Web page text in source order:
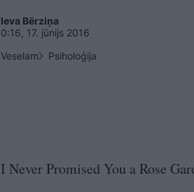
Ieva Bērziņa
0:16, 17. jūnijs 2016
Veselam
Psiholoģija
I Never Promised You a Rose